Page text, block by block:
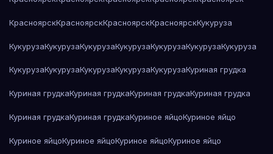
КрасноярскКрасноярскКрасноярскКрасноярскКукуруза
КукурузаКукурузаКукурузаКукурузаКукурузаКукурузаКукуруза
КукурузаКукурузаКукурузаКукурузаКукурузаКуриная грудка
Куриная грудкаКуриная грудкаКуриная грудкаКуриная грудка
Куриная грудкаКуриная грудкаКуриное яйцоКуриное яйцо
Куриное яйцоКуриное яйцоКуриное яйцоКуриное яйцо